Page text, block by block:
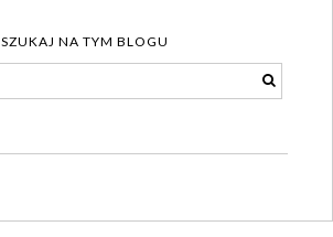
SZUKAJ NA TYM BLOGU